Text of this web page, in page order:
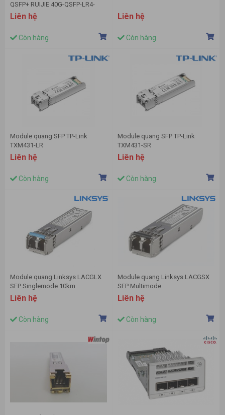
QSFP+ RUIJIE 40G-QSFP-LR4-
SM1310
Liên hệ
Còn hàng
Liên hệ
Còn hàng
Module quang SFP TP-Link
TXM431-LR
Liên hệ
Còn hàng
Module quang SFP TP-Link
TXM431-SR
Liên hệ
Còn hàng
Module quang Linksys LACGLX
SFP Singlemode 10km
Liên hệ
Còn hàng
Module quang Linksys LACGSX
SFP Multimode
Liên hệ
Còn hàng